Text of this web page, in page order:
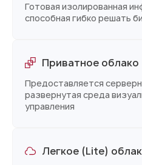
Готовая изолированная
способная гибко решать
Приватное облако
Предоставляется
развернутая среда
управления
Легкое (Lite)